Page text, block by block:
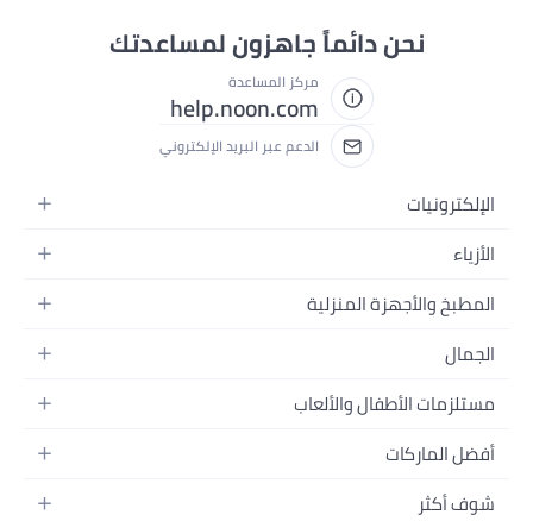
نحن دائماً جاهزون لمساعدتك
مركز المساعدة
help.noon.com
الدعم عبر البريد الإلكتروني
الإلكترونيات
الجوالات
اللابتوبات
الأجهزة المنزلية
التلفزيونات
السماعات
ألعاب القيمنق
الأزياء
أزياء نسائية
أزياء البنات
أزياء الأولاد
المجوهرات
حقائب نسائية
المطبخ والأجهزة المنزلية
الحمام
المطبخ والسفرة
أدوات وتحسين المنزل
الجمال
العطور
العناية بالشعر
العناية بالبشرة
مستلزمات الأطفال والألعاب
الحفاضات
الرضاعة والتغذية
أفضل الماركات
سامسونج
شوف أكثر